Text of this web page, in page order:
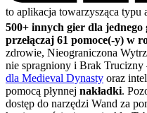
to aplikacja towarzysząca typu
500+ innych gier dla jednego
przełączaj 61 pomoce(-y) w
zdrowie, Nieograniczona
nie spragniony i Brak Trucizny
dla Medieval Dynasty oraz
pomocą płynnej nakładki.
dostęp do narzędzi Wand za